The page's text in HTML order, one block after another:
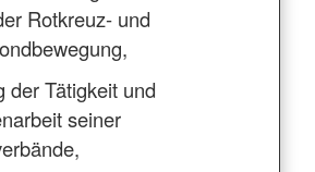
Rotkreuz- und
der Tätigkeit und
seiner